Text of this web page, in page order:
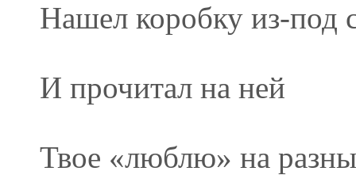
Нашел коробку из-под
И прочитал на ней
Твое «люблю» на